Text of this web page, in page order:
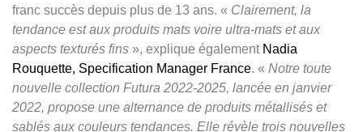
franc succès depuis plus de 13 ans. « Clairement, la
tendance est aux produits mats voire ultra-mats et aux
aspects texturés fins », explique également Nadia
Rouquette, Specification Manager France. « Notre toute
nouvelle collection Futura 2022-2025, lancée en janvier
2022, propose une alternance de produits métallisés et
sablés aux couleurs tendances. Elle révèle trois nouvelles